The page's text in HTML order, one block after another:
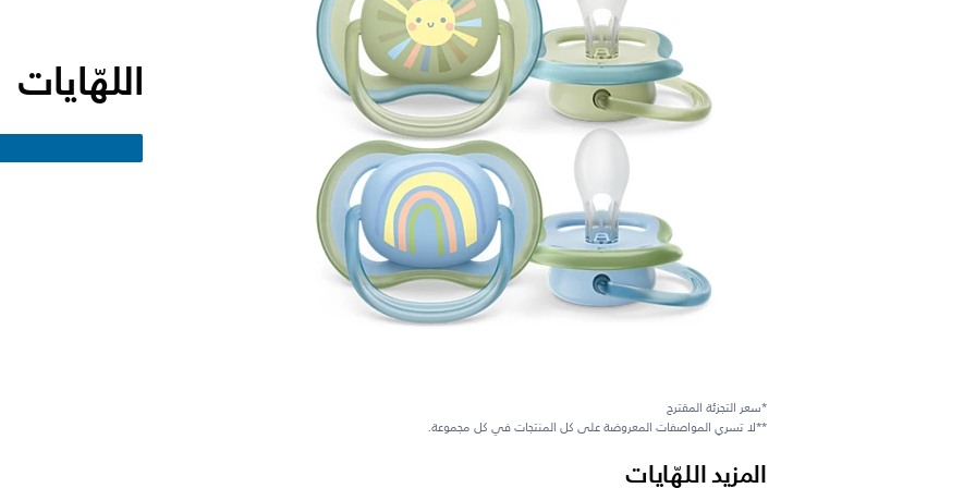
اللهّايات
*سعر التجزئة المقترح
**لا تسري المواصفات المعروضة على كل المنتجات في كل مجموعة.
المزيد اللهّايات